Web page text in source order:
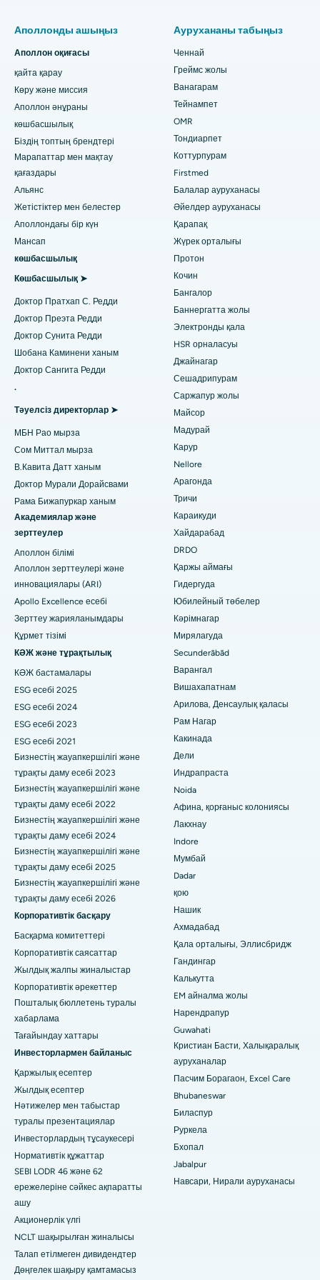
Тіс дәрігерін табыңыз
Педиатриялық маманды табыңыз
Дерматологты табыңыз
Урологты табыңыз
Диабетологты табыңыз
Гинекологты табыңыз
Жалпы дәрігерді табыңыз
Психологты табыңыз
Жалпы хирургты табыңыз
Ченнайдағы Таузанд Лайтс қаласындағы ең үздік әйелдер
Гувахати штатындағы Пасчим Борагаондағы ең үздік
Ченнайдағы PH Road-тағы ең үздік аурухана
Ченнайдағы Мысан Лайтс қаласындағы ең үздік жүрек
Хайдарабадтағы Джубили Хиллздегі ең жақсы аурухана
Тондиарпеттегі, Ченнайдағы ең үздік аурухана
Коттурпурамдағы, Ченнайдағы ең жақсы аурухана
Ковай жолындағы ең жақсы аурухана, Карур
Карапаккамдағы, Ченнайдағы ең үздік аурухана
Ариловадағы, Визагтағы ең үздік аурухана
Лакхнаудағы Канпур жолындағы ең жақсы аурухана
Нойдадағы 26-сектордағы ең үздік аурухана
Ахмедабадтағы Гандинагардағы ең жақсы аурухана
Арагонда, Андхра-Прадештегі ең үздік аурухана
Бангалордағы Баннергхатта жолындағы ең жақсы аурухана
Бхубанешвардағы 15-бөлімшедегі ең үздік аурухана
Биласпурдағы Сипат жолындағы ең жақсы аурухана
Ахмедабадтағы Эллисбридждегі ең үздік аурухана
Нью-Делидегі ең үздік аурухана
Гувахати штатындағы GS Road қаласындағы ең үздік
аурухана
Хайдарабадтағы Хайдарабадтағы ең үздік аурухана
Виджай Нагардағы, Индордағы ең үздік аурухана
Сурьяраопета негізгі жолындағы, Какинададағы ең жақсы
Канал айналма жолындағы ең жақсы аурухана, Калькутта
Белапур, Нави Мумбайдағы ең үздік аурухана
Панчаватидегі, Нашиктегі ең үздік аурухана
Хайдарабадтағы, Секундерабадтағы ең жақсы аурухана
Сешадрипурамдағы ең жақсы аурухана, Бангалор
Уолтаир Мейн Роудтағы, Вишакхапатнамдағы ең жақсы
аурухана
Субхаш Нагар жолындағы ең жақсы аурухана, Каримнагар
Манагаридегі ең жақсы аурухана, Карайкуди
Арепаллидегі, Варангалдағы ең жақсы аурухана
Бхопалдағы Арера колониясындағы ең үздік аурухана
Джайнагардағы ең жақсы аурухана, Бангалор
Мадурайдағы, КК Нагардағы ең жақсы аурухана
Рамджи Нагардағы ең жақсы аурухана, Неллор
19-сектордағы ең жақсы аурухана, Руркела
Пунадағы Сваргейттегі ең үздік аурухана
Оңтүстік Делидегі ең үздік әйелдер онкологиялық
ауруханасы
Гастрэктомия жеңімен
Ласик хирургиясы
Ринопластика
липосакция
Коронарлық ангиограф
MitraClip клапанын жөндеу
Ең аз инвазивті кардиохирургия
Катетер абляциясы
ACL қалпына келтіру хирургиясы
Жатыр артериясының эмболизациясы
Аналық бездің цистэктомиясы
Сүт безі қатерлі ісігінің хирургиясы
Брахитерапия
колоноскопия
Deep Brain Stimulation
Перитонеальді диализ
Паратиреодэктомия
Циторедуктивті хирургия
Керамикалық толық тізе ауыстыру
ERCP
Аполлонды ашыңыз
Аполлон оқиғасы
қайта қарау
Көру және миссия
Аполлон әнұраны
көшбасшылық
Біздің топтың брендтері
Марапаттар мен мақтау
қағаздары
Альянс
Жетістіктер мен белестер
Аполлондағы бір күн
Мансап
көшбасшылық
Көшбасшылық ➤
Доктор Пратхап С. Редди
Доктор Преэта Редди
Доктор Сунита Редди
Шобана Каминени ханым
Доктор Сангита Редди
.
Тәуелсіз директорлар ➤
МБН Рао мырза
Сом Миттал мырза
В.Кавита Датт ханым
Доктор Мурали Дорайсвами
Рама Бижапуркар ханым
Академиялар және
зерттеулер
Аполлон білімі
Аполлон зерттеулері және
инновациялары (ARI)
Apollo Excellence есебі
Зерттеу жарияланымдары
Құрмет тізімі
КӘЖ және тұрақтылық
КӘЖ бастамалары
ESG есебі 2025
ESG есебі 2024
ESG есебі 2023
ESG есебі 2021
Бизнестің жауапкершілігі және
тұрақты даму есебі 2023
Бизнестің жауапкершілігі және
тұрақты даму есебі 2022
Бизнестің жауапкершілігі және
тұрақты даму есебі 2024
Бизнестің жауапкершілігі және
тұрақты даму есебі 2025
Бизнестің жауапкершілігі және
тұрақты даму есебі 2026
Корпоративтік басқару
Басқарма комитеттері
Корпоративтік саясаттар
Жылдық жалпы жиналыстар
Корпоративтік әрекеттер
Пошталық бюллетень туралы
хабарлама
Тағайындау хаттары
Инвесторлармен байланыс
Қаржылық есептер
Жылдық есептер
Нәтижелер мен табыстар
туралы презентациялар
Инвесторлардың тұсаукесері
Нормативтік құжаттар
SEBI LODR 46 және 62
ережелеріне сәйкес ақпаратты
ашу
Акционерлік үлгі
NCLT шақырылған жиналысы
Талап етілмеген дивидендтер
Дөңгелек шақыру қамтамасыз
Аурухананы табыңыз
Ченнай
Греймс жолы
Ванагарам
Тейнампет
OMR
Тондиарпет
Коттурпурам
Firstmed
Балалар ауруханасы
Әйелдер ауруханасы
Қарапақ
Жүрек орталығы
Протон
Кочин
Бангалор
Баннергатта жолы
Электронды қала
HSR орналасуы
Джайнагар
Сешадрипурам
Саржапур жолы
Майсор
Мадурай
Карур
Nellore
Арагонда
Тричи
Караикуди
Хайдарабад
DRDO
Қаржы аймағы
Гидергуда
Юбилейный төбелер
Кәрімнагар
Мирялагуда
Secunderābād
Варангал
Вишахапатнам
Арилова, Денсаулық қаласы
Рам Нагар
Какинада
Дели
Индрапраста
Noida
Афина, қорғаныс колониясы
Лакхнау
Indore
Мумбай
Dadar
қою
Нашик
Ахмадабад
Қала орталығы, Эллисбридж
Гандингар
Калькутта
EM айналма жолы
Нарендрапур
Guwahati
Кристиан Басти, Халықаралық
ауруханалар
Пасчим Борагаон, Excel Care
Bhubaneswar
Биласпур
Руркела
Бхопал
Jabalpur
Навсари, Нирали ауруханасы